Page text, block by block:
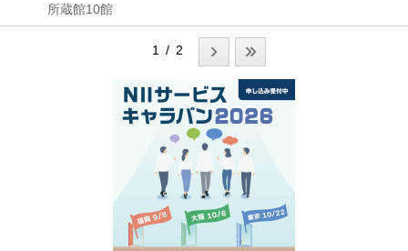
所蔵館10館
1 / 2